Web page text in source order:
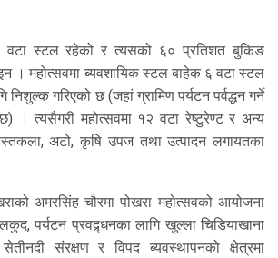
वटा स्टल रहेको र त्यसको ६० प्रतिशत बुकिङ
। महोत्सवमा ब्यवशायिक स्टल बाहेक ६ वटा स्टल
निशुल्क गरिएको छ (जहां ग्रामिण पर्यटन पर्वद्धन गर्ने
। त्यसैगरी महोत्सवमा १२ वटा रेष्टुरेण्ट र अन्य
अटो, कृषि उपज तथा उत्पादन लगायतका
अमरसिंह चौरमा पोखरा महोत्सवको आयोजना
पर्यटन प्रवद्र्धनका लागि खुल्ला चिडियाखाना
सेतीनदी संरक्षण र विपद ब्यवस्थापनको क्षेत्रमा